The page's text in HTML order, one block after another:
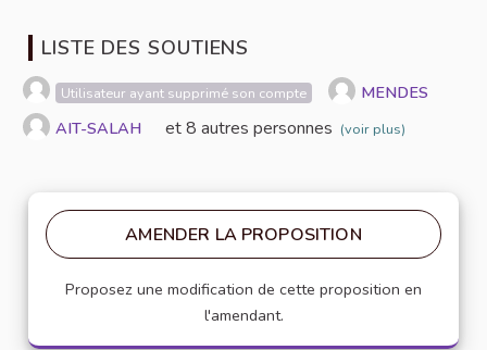
LISTE DES SOUTIENS
Utilisateur ayant supprimé son compte
MENDES
AIT-SALAH
et 8 autres personnes (voir plus)
AMENDER LA PROPOSITION
Proposez une modification de cette proposition en
l'amendant.